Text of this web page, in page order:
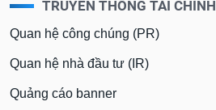
TRUYỀN THÔNG TÀI CHÍNH
Quan hệ công chúng (PR)
Quan hệ nhà đầu tư (IR)
Quảng cáo banner